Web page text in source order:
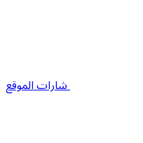
شارات الموقع